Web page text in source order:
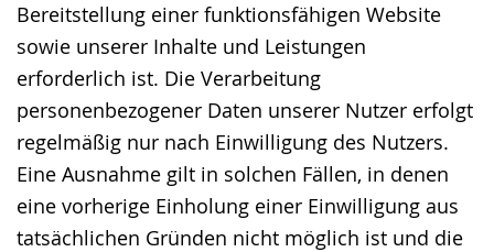
Bereitstellung einer funktionsfähigen Website
sowie unserer Inhalte und Leistungen
erforderlich ist. Die Verarbeitung
personenbezogener Daten unserer Nutzer erfolgt
regelmäßig nur nach Einwilligung des Nutzers.
Eine Ausnahme gilt in solchen Fällen, in denen
eine vorherige Einholung einer Einwilligung aus
tatsächlichen Gründen nicht möglich ist und die